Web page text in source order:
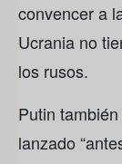
convencer a
Ucrania no
los rusos.
Putin
lanzado